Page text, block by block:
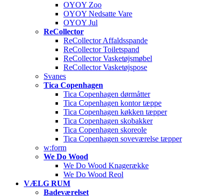
OYOY Zoo
OYOY Nedsatte Vare
OYOY Jul
ReCollector
ReCollector Affaldsspande
ReCollector Toiletspand
ReCollector Vasketøjsmøbel
ReCollector Vasketøjspose
Svanes
Tica Copenhagen
Tica Copenhagen dørmåtter
Tica Copenhagen kontor tæppe
Tica Copenhagen køkken tæpper
Tica Copenhagen skobakker
Tica Copenhagen skoreole
Tica Copenhagen soveværelse tæpper
w:form
We Do Wood
We Do Wood Knagerække
We Do Wood Reol
VÆLG RUM
Badeværelset